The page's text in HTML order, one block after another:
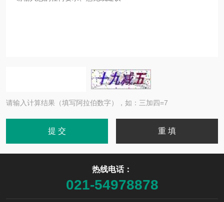
请输入计算结果（填写阿拉伯数字），如：三加四=7
热线电话：
021-54978878